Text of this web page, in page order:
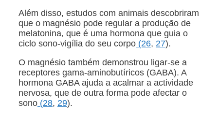
Além disso, estudos com animais descobriram
que o magnésio pode regular a produção de
melatonina, que é uma hormona que guia o
ciclo sono-vigília do seu corpo (26, 27).
O magnésio também demonstrou ligar-se a
receptores gama-aminobutíricos (GABA). A
hormona GABA ajuda a acalmar a actividade
nervosa, que de outra forma pode afectar o
sono (28, 29).